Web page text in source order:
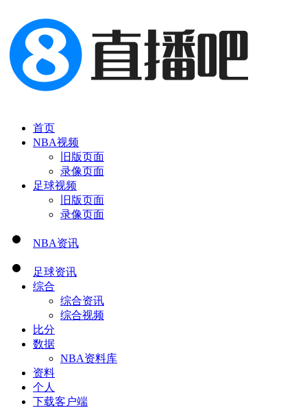
首页
NBA视频
旧版页面
录像页面
足球视频
旧版页面
录像页面
NBA资讯
足球资讯
综合
综合资讯
综合视频
比分
数据
NBA资料库
资料
个人
下载客户端